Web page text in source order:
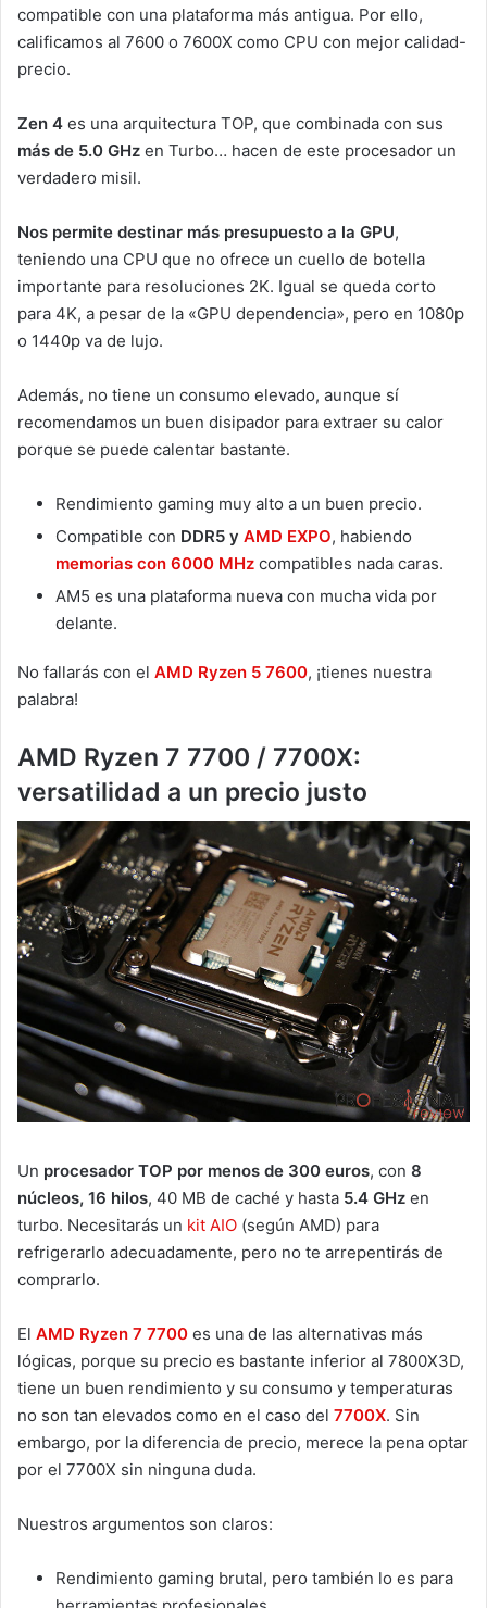
compatible con una plataforma más antigua. Por ello,
calificamos al 7600 o 7600X como CPU con mejor calidad-
precio.
Zen 4 es una arquitectura TOP, que combinada con sus
más de 5.0 GHz en Turbo… hacen de este procesador un
verdadero misil.
Nos permite destinar más presupuesto a la GPU,
teniendo una CPU que no ofrece un cuello de botella
importante para resoluciones 2K. Igual se queda corto
para 4K, a pesar de la «GPU dependencia», pero en 1080p
o 1440p va de lujo.
Además, no tiene un consumo elevado, aunque sí
recomendamos un buen disipador para extraer su calor
porque se puede calentar bastante.
Rendimiento gaming muy alto a un buen precio.
Compatible con DDR5 y AMD EXPO, habiendo
memorias con 6000 MHz compatibles nada caras.
AM5 es una plataforma nueva con mucha vida por
delante.
No fallarás con el AMD Ryzen 5 7600, ¡tienes nuestra
palabra!
AMD Ryzen 7 7700 / 7700X:
versatilidad a un precio justo
Un procesador TOP por menos de 300 euros, con 8
núcleos, 16 hilos, 40 MB de caché y hasta 5.4 GHz en
turbo. Necesitarás un kit AIO (según AMD) para
refrigerarlo adecuadamente, pero no te arrepentirás de
comprarlo.
El AMD Ryzen 7 7700 es una de las alternativas más
lógicas, porque su precio es bastante inferior al 7800X3D,
tiene un buen rendimiento y su consumo y temperaturas
no son tan elevados como en el caso del 7700X. Sin
embargo, por la diferencia de precio, merece la pena optar
por el 7700X sin ninguna duda.
Nuestros argumentos son claros:
Rendimiento gaming brutal, pero también lo es para